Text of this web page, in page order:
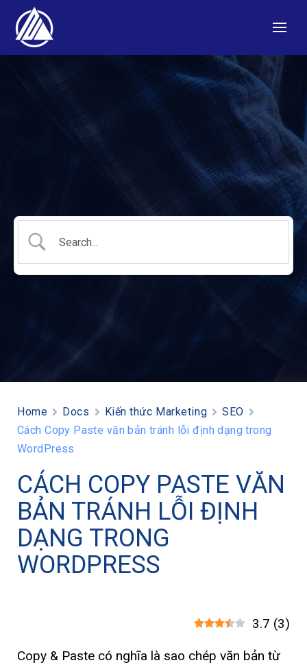
Home Docs Kiến thức Marketing
SEO
Cách Copy Paste văn bản tránh lỗi định dạng trong
WordPress
CÁCH COPY PASTE VĂN
BẢN TRÁNH LỖI ĐỊNH
DẠNG TRONG
WORDPRESS
3.7 (3)
Copy & Paste có nghĩa là sao chép văn bản từ